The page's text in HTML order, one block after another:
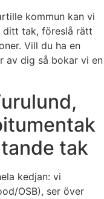
kommun kan vi
ditt tak, föreslå rätt
Vill du ha en
av dig så bokar vi en
tak
kedjan: vi
OSB), ser över